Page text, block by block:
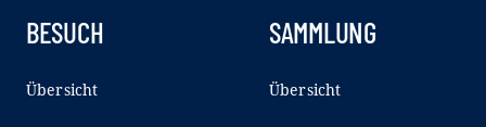
BESUCH
Übersicht
SAMMLUNG
Übersicht